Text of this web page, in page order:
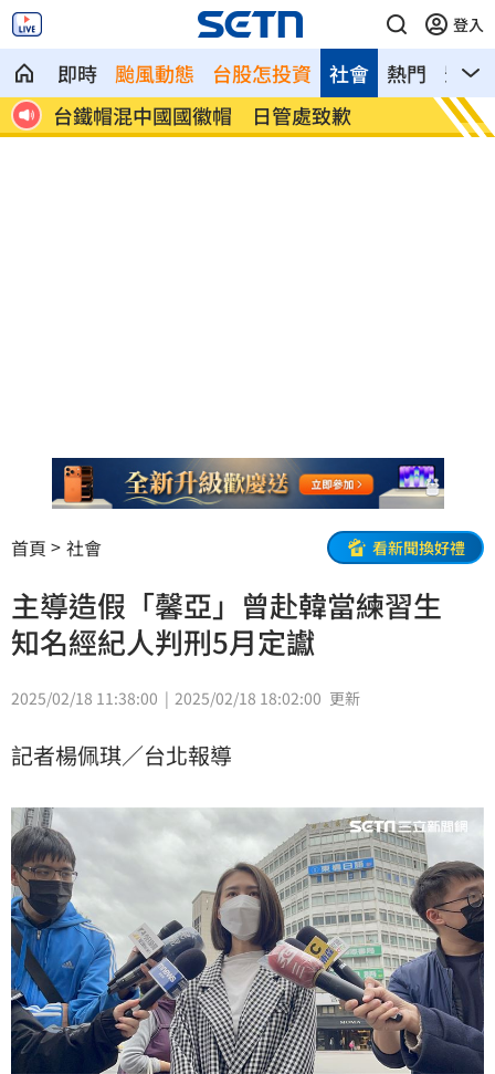
登入
即時 颱風動態 台股怎投資 熱門 影音
社會
1
台鐵帽混中國國徽帽 日管處致歉
碼
首頁 社會 看新聞換好禮
主導造假「馨亞」曾赴韓當練習生
知名經紀人判刑5月定讞
2025/02/18 11:38:00 2025/02/18 18:02:00 更新
記者楊佩琪／台北報導